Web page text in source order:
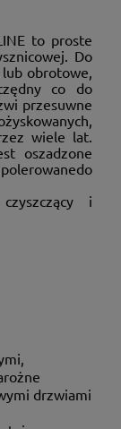
to proste
Do
obrotowe,
co do
przesuwne
wiele lat.
oszadzone
i
drzwiami